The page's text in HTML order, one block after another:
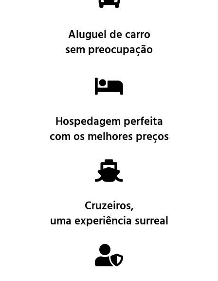
Aluguel de carro
sem preocupação
Hospedagem perfeita
com os melhores preços
Cruzeiros,
uma experiência surreal